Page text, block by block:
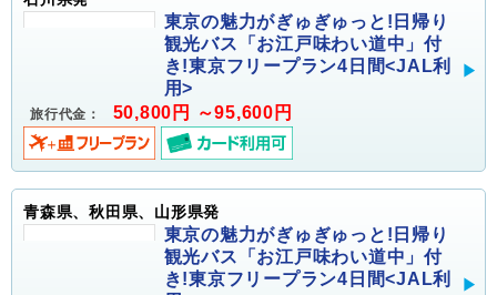
東京の魅力がぎゅぎゅっと!日帰り
観光バス「お江戸味わい道中」付
き!東京フリープラン4日間<JAL利
用>
旅行代金： 50,800円 ～95,600円
青森県、秋田県、山形県発
東京の魅力がぎゅぎゅっと!日帰り
観光バス「お江戸味わい道中」付
き!東京フリープラン4日間<JAL利